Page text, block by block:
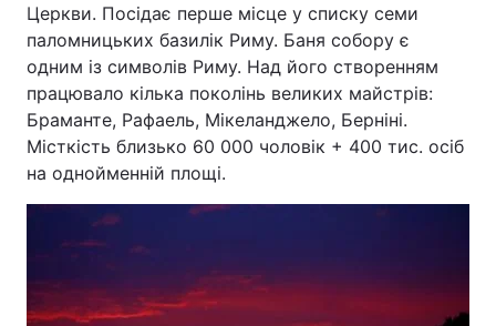
Церкви. Посідає перше місце у списку семи
паломницьких базилік Риму. Баня собору є
одним із символів Риму. Над його створенням
працювало кілька поколінь великих майстрів:
Браманте, Рафаель, Мікеланджело, Берніні.
Місткість близько 60 000 чоловік + 400 тис. осіб
на однойменній площі.